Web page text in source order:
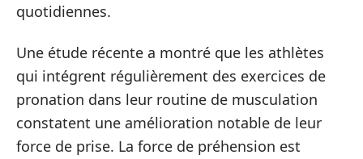
quotidiennes.
Une étude récente a montré que les athlètes
qui intégrent régulièrement des exercices de
pronation dans leur routine de musculation
constatent une amélioration notable de leur
force de prise. La force de préhension est